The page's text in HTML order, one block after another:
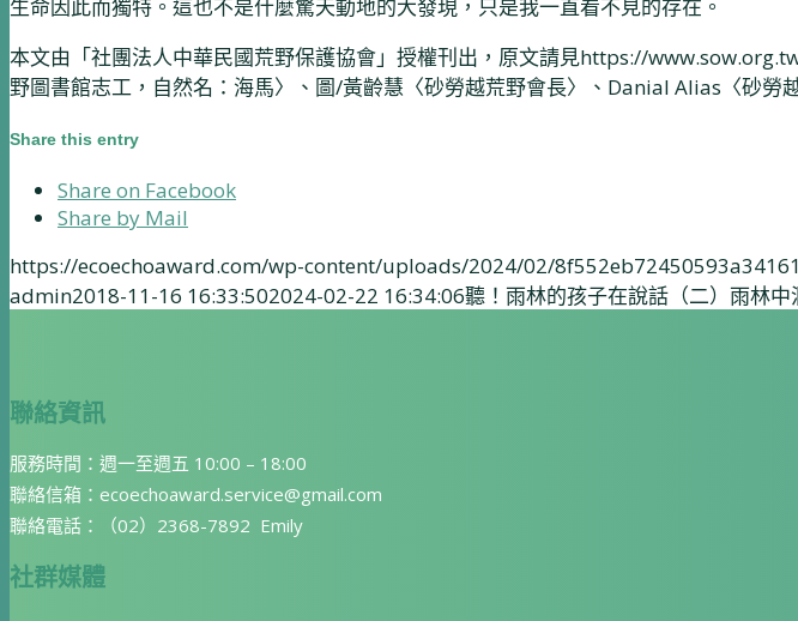
生命因此而獨特。這也不是什麼驚天動地的大發現，只是我一直看不見的存在。
本文由「社團法人中華民國荒野保護協會」授權刊出，原文請見https://
野圖書館志工，自然名：海馬〉、圖/黃齡慧〈砂勞越荒野會長〉、Danial Alias〈砂勞
Share this entry
Share on Facebook
Share by Mail
https://ecoechoaward.com/wp-content/uploads/2024/02/
admin2018-11-16 16:33:502024-02-22 16:34:06聽！雨林的孩子在說話（二）雨林中
聯絡資訊
服務時間：週一至週五 10:00 – 18:00
聯絡信箱：ecoechoaward.service@gmail.com
聯絡電話：（02）2368-7892 Emily
社群媒體